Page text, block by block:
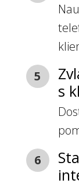
5
s
6